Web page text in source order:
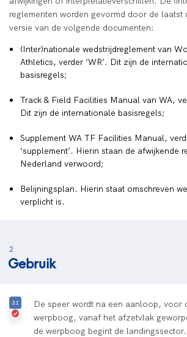
reglementen worden gevormd door de laatst
versie van de volgende documenten:
(Inter)nationale wedstrijdreglement van
Athletics, verder ‘WR’. Dit zijn de
basisregels;
Track & Field Facilities Manual van WA,
Dit zijn de internationale basisregels;
Supplement WA TF Facilities Manual,
‘supplement’. Hierin staan de afwijkende
Nederland verwoord;
Belijningsplan. Hierin staat omschreven
verplicht is.
2
Gebruik
De speer wordt na een aanloop, voor
werpboog, vanaf het afzetvlak
de werpboog begint de landingssector.